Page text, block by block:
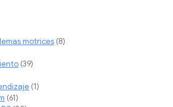
motrices (8)
(39)
(1)
(61)